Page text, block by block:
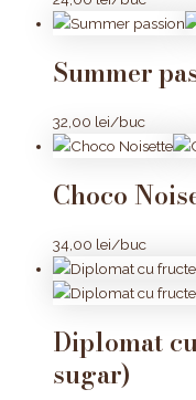
Summer
32,00 lei/buc
Choco
34,00 lei/buc
Diplomat
sugar)